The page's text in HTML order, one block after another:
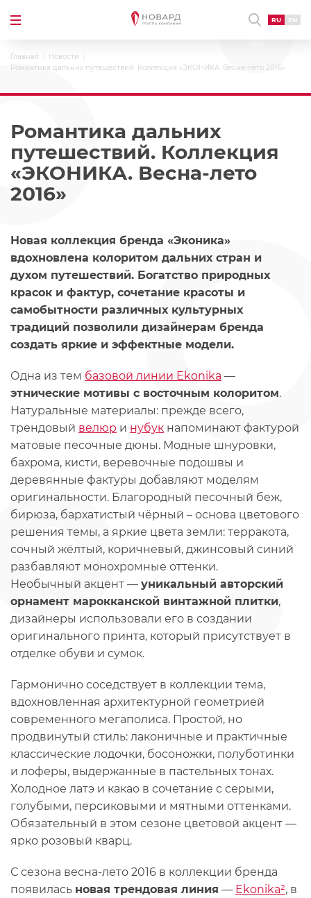
RU EN
Главная
Новости
Романтика дальних путешествий. Коллекция «ЭКОНИКА. Весна-лето 2016»
Романтика дальних
путешествий. Коллекция
«ЭКОНИКА. Весна-лето
2016»
Новая коллекция бренда «Эконика»
вдохновлена колоритом дальних стран и
духом путешествий. Богатство природных
красок и фактур, сочетание красоты и
самобытности различных культурных
традиций позволили дизайнерам бренда
создать яркие и эффектные модели.
Одна из тем базовой линии Ekonika —
этнические мотивы с восточным колоритом.
Натуральные материалы: прежде всего,
трендовый велюр и нубук напоминают фактурой
матовые песочные дюны. Модные шнуровки,
бахрома, кисти, веревочные подошвы и
деревянные фактуры добавляют моделям
оригинальности. Благородный песочный беж,
бирюза, бархатистый чёрный – основа цветового
решения темы, а яркие цвета земли: терракота,
сочный жёлтый, коричневый, джинсовый синий
разбавляют монохромные оттенки.
Необычный акцент — уникальный авторский
орнамент марокканской винтажной плитки,
дизайнеры использовали его в создании
оригинального принта, который присутствует в
отделке обуви и сумок.
Гармонично соседствует в коллекции тема,
вдохновленная архитектурной геометрией
современного мегаполиса. Простой, но
продвинутый стиль: лаконичные и практичные
классические лодочки, босоножки, полуботинки
и лоферы, выдержанные в пастельных тонах.
Холодное латэ и какао в сочетание с серыми,
голубыми, персиковыми и мятными оттенками.
Обязательный в этом сезоне цветовой акцент —
ярко розовый кварц.
С сезона весна-лето 2016 в коллекции бренда
появилась новая трендовая линия — Ekonika², в